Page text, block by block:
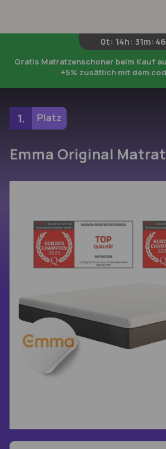
0t: 14h: 31m:
Gratis Matratzenschoner beim Kauf
+5% zusätlich mit dem
1. Platz
Emma Original